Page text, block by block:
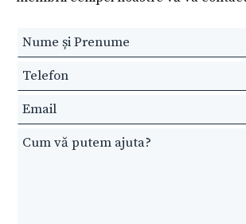
Leave
this
field
blank